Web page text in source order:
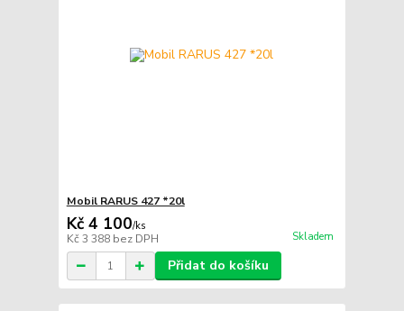
Mobil RARUS 427 *20l
Kč 4 100/ks
Kč 3 388 bez DPH Skladem
Přidat do košíku